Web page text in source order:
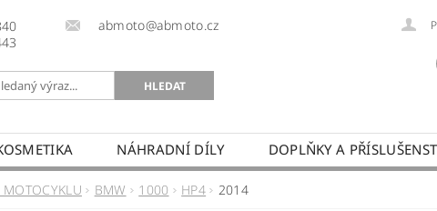
abmoto@abmoto.cz
NÁHRADNÍ DÍLY
DOPLŇKY A
NAPIŠTE NÁM DOPRAVA A PLATBY
BMW 1000 HP4 2014